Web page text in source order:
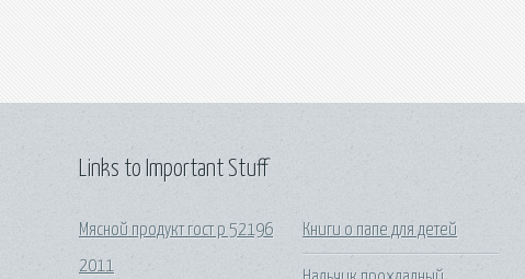
Links to Important Stuff
Мясной продукт гост р 52196
2011
Книги о папе для детей